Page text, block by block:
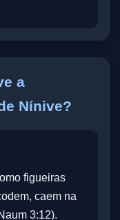
a
Nínive?
figueiras
caem na
3:12).